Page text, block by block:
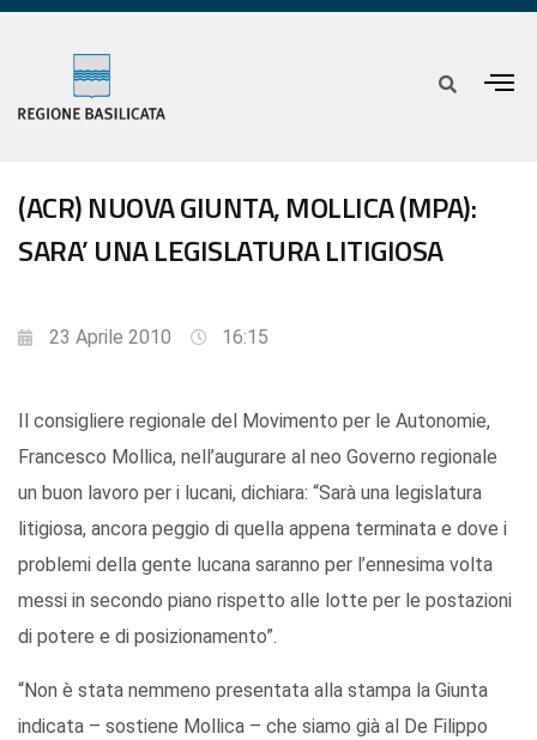
(ACR) NUOVA GIUNTA, MOLLICA (MPA):
SARA’ UNA LEGISLATURA LITIGIOSA
23 Aprile 2010 16:15
Il consigliere regionale del Movimento per le Autonomie,
Francesco Mollica, nell’augurare al neo Governo regionale
un buon lavoro per i lucani, dichiara: “Sarà una legislatura
litigiosa, ancora peggio di quella appena terminata e dove i
problemi della gente lucana saranno per l’ennesima volta
messi in secondo piano rispetto alle lotte per le postazioni
di potere e di posizionamento”.
“Non è stata nemmeno presentata alla stampa la Giunta
indicata – sostiene Mollica – che siamo già al De Filippo